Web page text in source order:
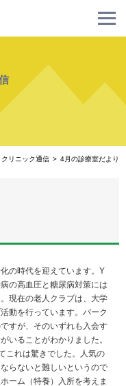
クリニック通信 4月の診療室だより
の時代を迎えています。Y
の高血圧と糖尿病対策には
現在の老人クラブは、大学
動を行っています。パーク
すが、そのいずれも入会す
いることがわかりました。
これは驚きでした。人気の
らないと難しいというので
ーム（特養）入所を考えま